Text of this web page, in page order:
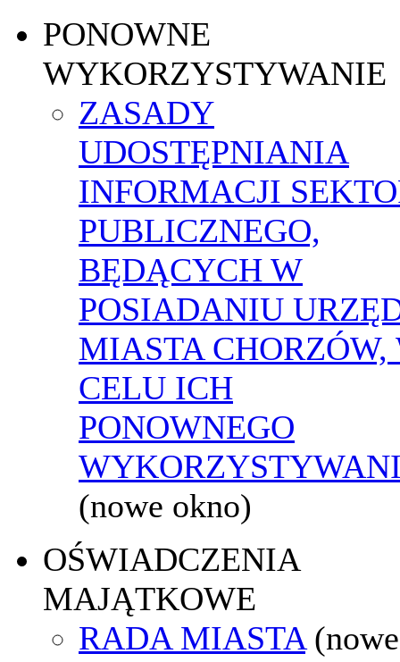
PONOWNE
WYKORZYSTYWANIE
ZASADY
UDOSTĘPNIANIA
INFORMACJI
PUBLICZNEGO,
BĘDĄCYCH W
POSIADANIU
MIASTA CHORZÓW,
CELU ICH
PONOWNEGO
(nowe okno)
OŚWIADCZENIA
MAJĄTKOWE
RADA MIASTA (nowe